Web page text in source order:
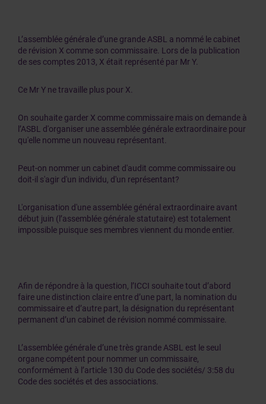
L’assemblée générale d’une grande ASBL a nommé le cabinet
de révision X comme son commissaire. Lors de la publication
de ses comptes 2013, X était représenté par Mr Y.
Ce Mr Y ne travaille plus pour X.
On souhaite garder X comme commissaire mais on demande à
l’ASBL d'organiser une assemblée générale extraordinaire pour
qu'elle nomme un nouveau représentant.
Peut-on nommer un cabinet d'audit comme commissaire ou
doit-il s'agir d'un individu, d'un représentant?
L'organisation d'une assemblée général extraordinaire avant
début juin (l’assemblée générale statutaire) est totalement
impossible puisque ses membres viennent du monde entier.
Afin de répondre à la question, l’ICCI souhaite tout d’abord
faire une distinction claire entre d’une part, la nomination du
commissaire et d’autre part, la désignation du représentant
permanent d’un cabinet de révision nommé commissaire.
L’assemblée générale d’une très grande ASBL est le seul
organe compétent pour nommer un commissaire,
conformément à l’article 130 du Code des sociétés/ 3:58 du
Code des sociétés et des associations.